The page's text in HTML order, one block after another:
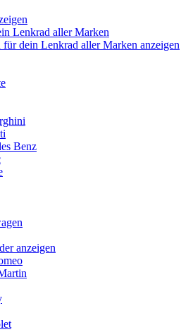
Lenkrad aller Marken
für dein Lenkrad aller Marken anzeigen
Benz
anzeigen